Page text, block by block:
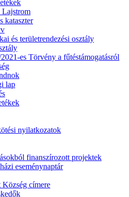
Lajstrom
kataszter
és területrendezési osztály
es Törvény a fűtéstámogatásról
lap
nyilatkozatok
finanszírozott projektek
eseménynaptár
címere